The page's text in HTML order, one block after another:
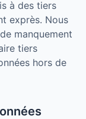
à des tiers
exprès. Nous
manquement
tiers
hors de